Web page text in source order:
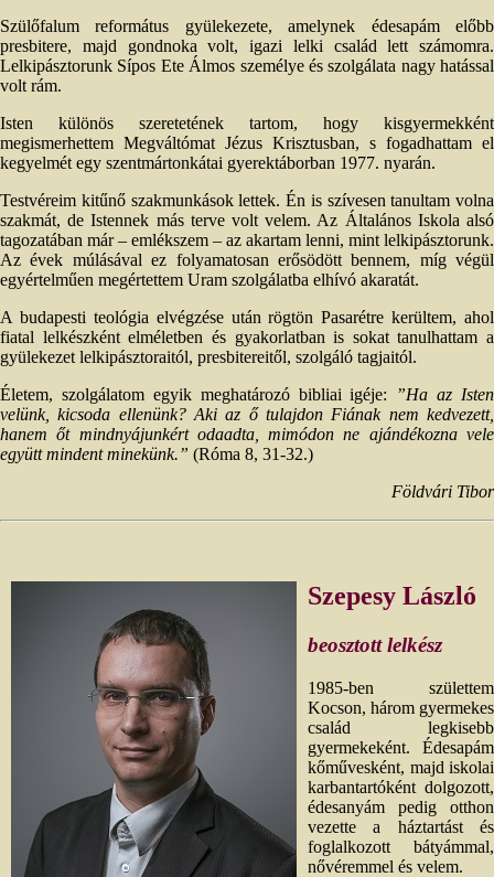
Szülőfalum református gyülekezete, amelynek édesapám előbb
presbitere, majd gondnoka volt, igazi lelki család lett számomra.
Lelkipásztorunk Sípos Ete Álmos személye és szolgálata nagy hatással
volt rám.
Isten különös szeretetének tartom, hogy kisgyermekként
megismerhettem Megváltómat Jézus Krisztusban, s fogadhattam el
kegyelmét egy szentmártonkátai gyerektáborban 1977. nyarán.
Testvéreim kitűnő szakmunkások lettek. Én is szívesen tanultam volna
szakmát, de Istennek más terve volt velem. Az Általános Iskola alsó
tagozatában már – emlékszem – az akartam lenni, mint lelkipásztorunk.
Az évek múlásával ez folyamatosan erősödött bennem, míg végül
egyértelműen megértettem Uram szolgálatba elhívó akaratát.
A budapesti teológia elvégzése után rögtön Pasarétre kerültem, ahol
fiatal lelkészként elméletben és gyakorlatban is sokat tanulhattam a
gyülekezet lelkipásztoraitól, presbitereitől, szolgáló tagjaitól.
Életem, szolgálatom egyik meghatározó bibliai igéje:
”Ha az Isten
velünk, kicsoda ellenünk? Aki az ő tulajdon Fiának nem kedvezett,
hanem őt mindnyájunkért odaadta, mimódon ne ajándékozna vele
együtt mindent minekünk.” (Róma 8, 31-32.)
Földvári Tibor
Szepesy László
beosztott lelkész
1985-ben születtem
Kocson, három gyermekes
család legkisebb
gyermekeként. Édesapám
kőművesként, majd iskolai
karbantartóként dolgozott,
édesanyám pedig otthon
vezette a háztartást és
foglalkozott bátyámmal,
nővéremmel és velem.